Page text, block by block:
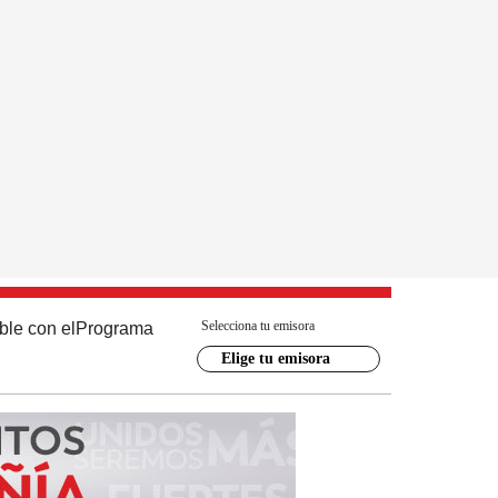
con el Programa Selecciona tu emisora
Elige tu emisora